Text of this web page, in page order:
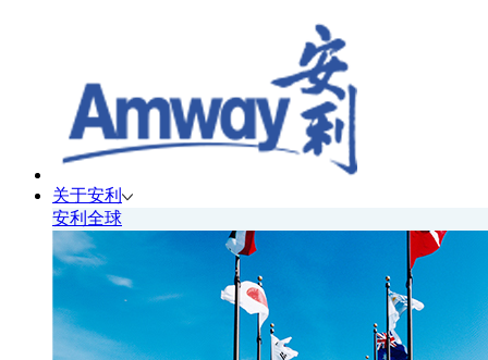
关于安利
安利全球